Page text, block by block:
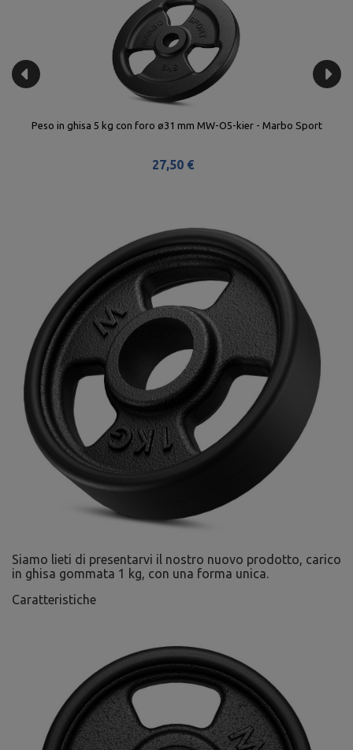
Peso in ghisa 5 kg con foro ø31 mm MW-O5-kier - Marbo Sport
27,50 €
Siamo lieti di presentarvi il nostro nuovo prodotto, carico
in ghisa gommata 1 kg, con una forma unica.
Caratteristiche